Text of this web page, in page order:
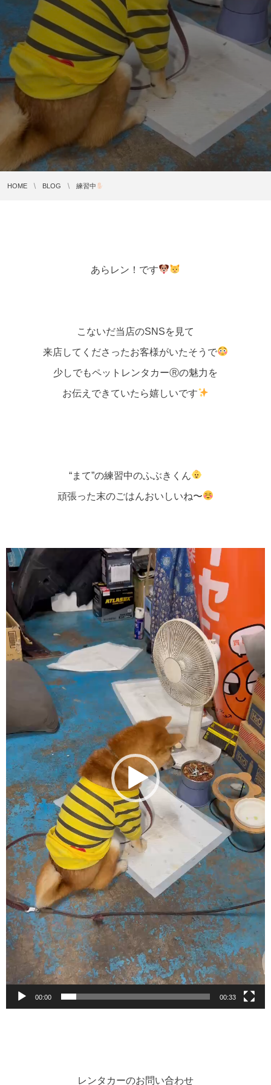
HOME BLOG 練習中
あらレン！です
こないだ当店のSNSを見て
来店してくださったお客様がいたそうで
少しでもペットレンタカーⓇの魅力を
お伝えできていたら嬉しいです
“まて”の練習中のふぶきくん
頑張った末のごはんおいしいね〜
動
画
プ
レ
ー
ヤ
ー
00:00 00:33
レンタカーのお問い合わせ